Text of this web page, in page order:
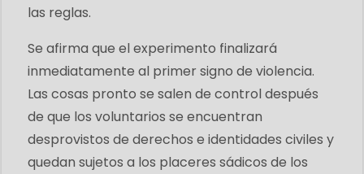
las reglas.
Se afirma que el experimento finalizará
inmediatamente al primer signo de violencia.
Las cosas pronto se salen de control después
de que los voluntarios se encuentran
desprovistos de derechos e identidades civiles y
quedan sujetos a los placeres sádicos de los